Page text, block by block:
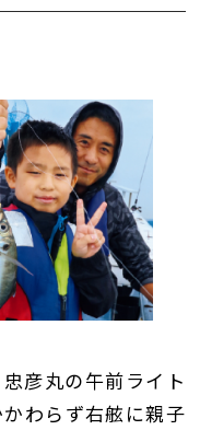
彦丸の午前ライト
わらず右舷に親子